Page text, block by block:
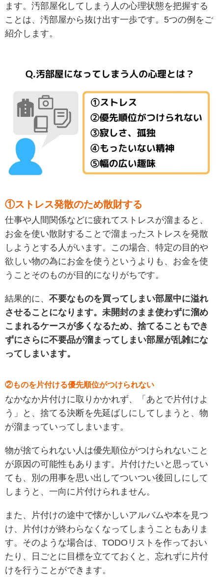
ます。汚部屋化してしまう人の心理状態を把握する
ことは、汚部屋から抜け出す一歩です。5つの例をご
紹介します。
①ストレス発散のため散財する
仕事や人間関係などに疲れてストレスが溜まると、
お金を使い散財することで溜まったストレスを発散
しようとする人がいます。この場合、特定の目的や
欲しい物の為にお金を使うというよりも、お金を使
うことそのものが目的になりがちです。
結果的に、 不要なものを買ってしまい部屋中に溢れ
させることになります。未開封のまま使わずに溜め
こまれるケースが多くなるため、捨てることもでき
ずにさらに不要品が溜まってしまい部屋が乱雑にな
ってしまいます。
②ものを片付ける優先順位がつけられない
なかなか片付けに取りかかれず、「あとで片付けよ
う」と、捨てる決断を先延ばしにしてしまうと、物
が溜まっていってしまいます。
物が捨てられない人は優先順位がつけられないこと
が原因の可能性もあります。片付けたいと思ってい
ても、別の用事を思い出してついつい後回しにして
しまうと、一向に片付けられません。
また、片付けの途中で懐かしいアルバムや本を見つ
け、片付けが終わらなくなってしまうこともありま
す。そのような場合は、TODOリストを作っておい
たり、日ごとに目標を立てておくと、忘れずに片付
けを行うことができます。